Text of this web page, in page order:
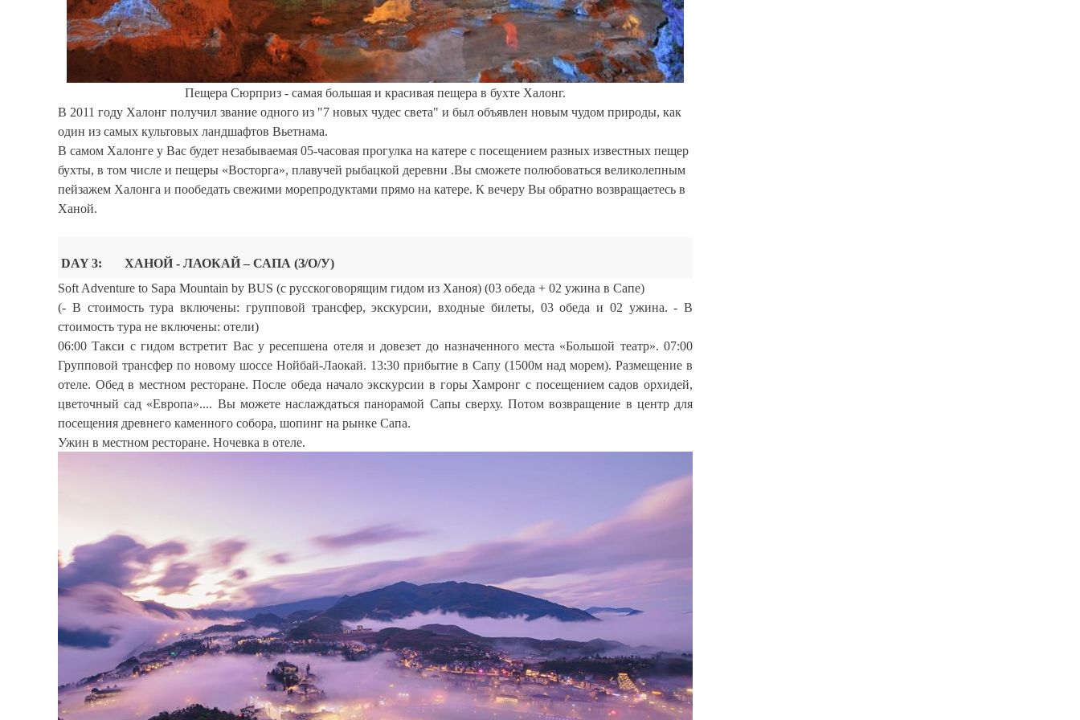
Пещера Сюрприз - самая большая и красивая пещера в бухте Халонг.
В 2011 году Халонг получил звание одного из "7 новых чудес света" и был объявлен новым чудом природы, как
один из самых культовых ландшафтов Вьетнама.
В самом Халонге у Вас будет незабываемая 05-часовая прогулка на катере с посещением разных известных пещер
бухты, в том числе и пещеры «Восторга», плавучей рыбацкой деревни .Вы сможете полюбоваться великолепным
пейзажем Халонга и пообедать свежими морепродуктами прямо на катере. К вечеру Вы обратно возвращаетесь в
Ханой.
DAY 3: ХАНОЙ - ЛАОКАЙ – САПА (З/О/У)
Soft Adventure to Sapa Mountain by BUS (c русскоговорящим гидом из Ханоя) (03 обеда + 02 ужина в Сапе)
(- В стоимость тура включены: групповой трансфер, экскурсии, входные билеты, 03 обеда и 02 ужина. - В
стоимость тура не включены: отели)
06:00 Такси с гидом встретит Вас у ресепшена отеля и довезет до назначенного места «Большой театр». 07:00
Групповой трансфер по новому шоссе Нойбай-Лаокай. 13:30 прибытие в Сапу (1500м над морем). Размещение в
отеле. Обед в местном ресторане. После обеда начало экскурсии в горы Хамронг с посещением садов орхидей,
цветочный сад «Европа».... Вы можете наслаждаться панорамой Сапы сверху. Потом возвращение в центр для
посещения древнего каменного собора, шопинг на рынке Сапа.
Ужин в местном ресторане. Ночевка в отеле.